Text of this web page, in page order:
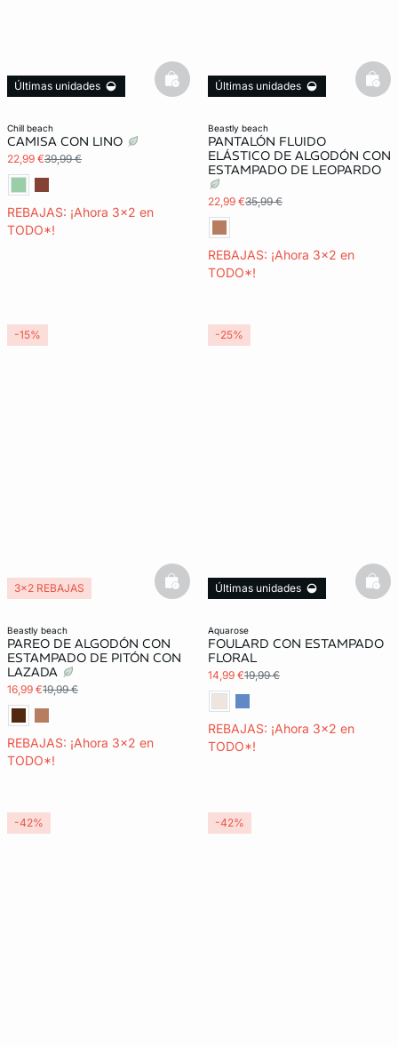
chill beach
CAMISA CON LINO
22,99 €39,99 €
REBAJAS: ¡Ahora 3x2 en
TODO*!
Últimas unidades
basketfull
beastly beach
PANTALÓN FLUIDO
ELÁSTICO DE ALGODÓN CON
ESTAMPADO DE LEOPARDO
22,99 €35,99 €
REBAJAS: ¡Ahora 3x2 en
TODO*!
Últimas unidades
beastly beach
PAREO DE ALGODÓN CON
ESTAMPADO DE PITÓN CON
LAZADA
16,99 €19,99 €
REBAJAS: ¡Ahora 3x2 en
TODO*!
3x2 REBAJAS basketfull
-15%
aquarose
FOULARD CON ESTAMPADO
FLORAL
14,99 €19,99 €
REBAJAS: ¡Ahora 3x2 en
TODO*!
Últimas unidades
-25%
-42% -42%